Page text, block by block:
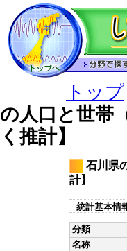
トップ
の人口と世帯
く推計】
石川県
計】
統計基本情
分類
名称